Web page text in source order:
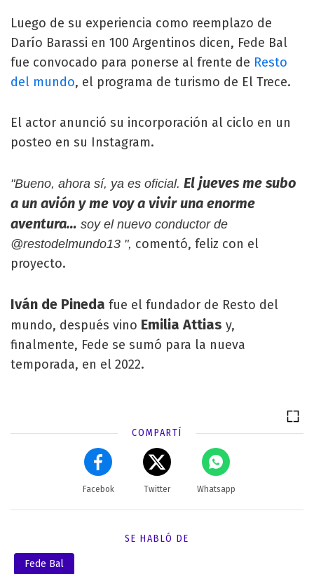
Luego de su experiencia como reemplazo de
Darío Barassi en 100 Argentinos dicen, Fede Bal
fue convocado para ponerse al frente de Resto
del mundo, el programa de turismo de El Trece.
El actor anunció su incorporación al ciclo en un
posteo en su Instagram.
"Bueno, ahora sí, ya es oficial. El jueves me subo
a un avión y me voy a vivir una enorme
aventura… soy el nuevo conductor de
@restodelmundo13 ", comentó, feliz con el
proyecto.
Iván de Pineda fue el fundador de Resto del
mundo, después vino Emilia Attias y,
finalmente, Fede se sumó para la nueva
temporada, en el 2022.
COMPARTÍ
Facebok Twitter Whatsapp
SE HABLÓ DE
Fede Bal